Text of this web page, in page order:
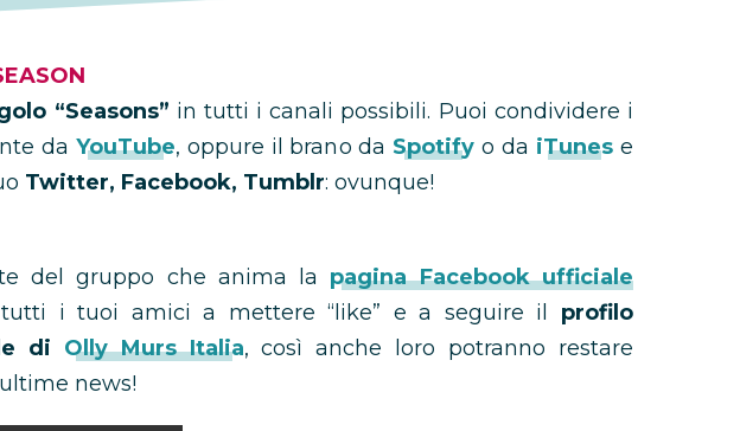
“Seasons” in tutti i canali possibili. Puoi condividere i
da YouTube, oppure il brano da Spotify o da iTunes e
Twitter, Facebook, Tumblr: ovunque!
del gruppo che anima la pagina Facebook ufficiale
i tuoi amici a mettere “like” e a seguire il profilo
di Olly Murs Italia, così anche loro potranno restare
news!